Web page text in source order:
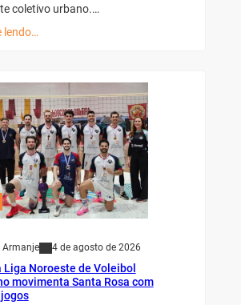
coletivo urbano.…
lendo…
Armanje 4 de agosto de 2026
Liga Noroeste de Voleibol
movimenta Santa Rosa com